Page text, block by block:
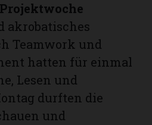
akrobatisches
Teamwork und
hatten für einmal
Lesen und
durften die
und